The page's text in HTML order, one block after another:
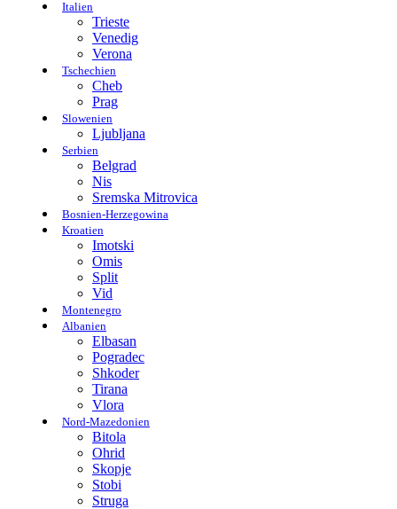
Italien
Trieste
Venedig
Verona
Tschechien
Cheb
Prag
Slowenien
Ljubljana
Serbien
Belgrad
Nis
Sremska Mitrovica
Bosnien-Herzegowina
Kroatien
Imotski
Omis
Split
Vid
Montenegro
Albanien
Elbasan
Pogradec
Shkoder
Tirana
Vlora
Nord-Mazedonien
Bitola
Ohrid
Skopje
Stobi
Struga